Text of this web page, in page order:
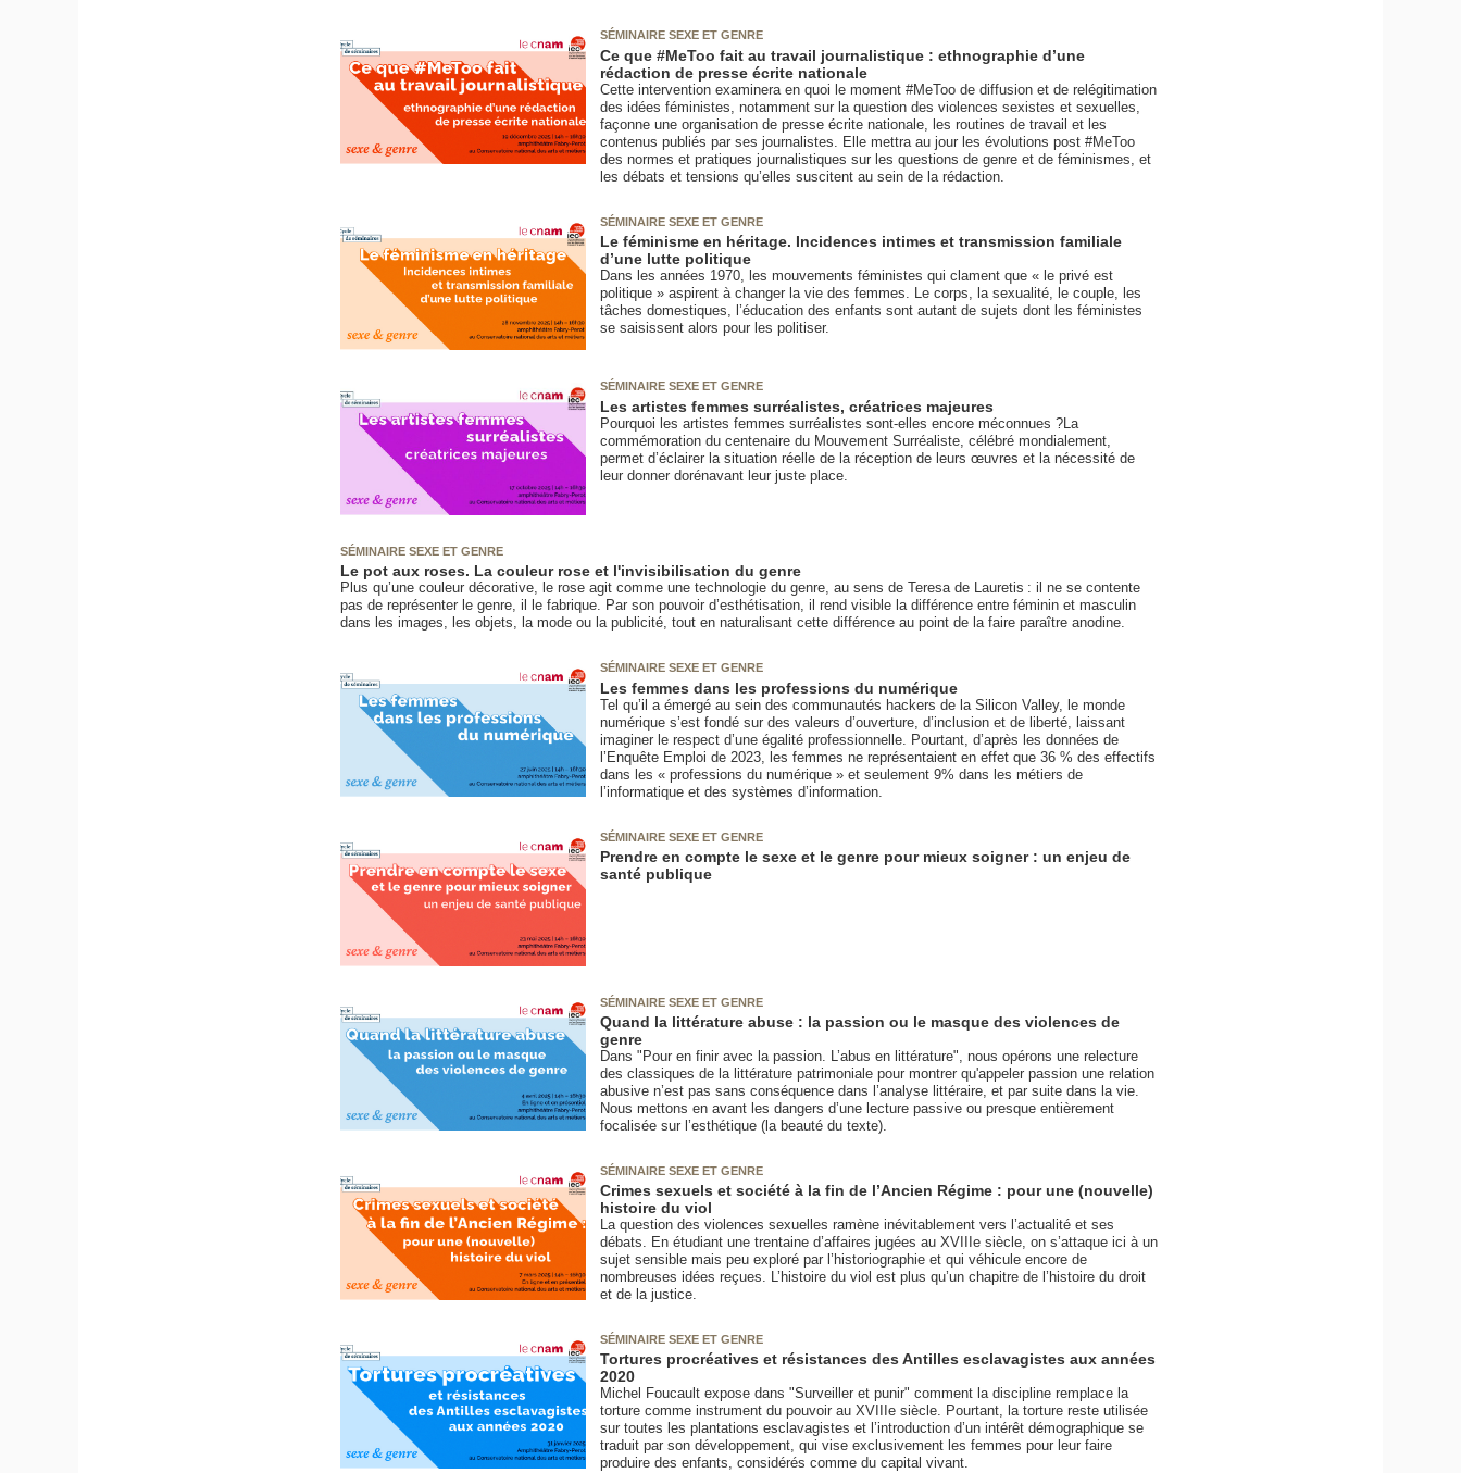
SÉMINAIRE SEXE ET GENRE
Ce que #MeToo fait au travail journalistique : ethnographie d’une
rédaction de presse écrite nationale
Cette intervention examinera en quoi le moment #MeToo de diffusion et de relégitimation
des idées féministes, notamment sur la question des violences sexistes et sexuelles,
façonne une organisation de presse écrite nationale, les routines de travail et les
contenus publiés par ses journalistes. Elle mettra au jour les évolutions post #MeToo
des normes et pratiques journalistiques sur les questions de genre et de féminismes, et
les débats et tensions qu’elles suscitent au sein de la rédaction.
SÉMINAIRE SEXE ET GENRE
Le féminisme en héritage. Incidences intimes et transmission familiale
d’une lutte politique
Dans les années 1970, les mouvements féministes qui clament que « le privé est
politique » aspirent à changer la vie des femmes. Le corps, la sexualité, le couple, les
tâches domestiques, l’éducation des enfants sont autant de sujets dont les féministes
se saisissent alors pour les politiser.
SÉMINAIRE SEXE ET GENRE
Les artistes femmes surréalistes, créatrices majeures
Pourquoi les artistes femmes surréalistes sont-elles encore méconnues ?La
commémoration du centenaire du Mouvement Surréaliste, célébré mondialement,
permet d’éclairer la situation réelle de la réception de leurs œuvres et la nécessité de
leur donner dorénavant leur juste place.
SÉMINAIRE SEXE ET GENRE
Le pot aux roses. La couleur rose et l'invisibilisation du genre
Plus qu’une couleur décorative, le rose agit comme une technologie du genre, au sens de Teresa de Lauretis : il ne se contente
pas de représenter le genre, il le fabrique. Par son pouvoir d’esthétisation, il rend visible la différence entre féminin et masculin
dans les images, les objets, la mode ou la publicité, tout en naturalisant cette différence au point de la faire paraître anodine.
SÉMINAIRE SEXE ET GENRE
Les femmes dans les professions du numérique
Tel qu’il a émergé au sein des communautés hackers de la Silicon Valley, le monde
numérique s’est fondé sur des valeurs d’ouverture, d’inclusion et de liberté, laissant
imaginer le respect d’une égalité professionnelle. Pourtant, d’après les données de
l’Enquête Emploi de 2023, les femmes ne représentaient en effet que 36 % des effectifs
dans les « professions du numérique » et seulement 9% dans les métiers de
l’informatique et des systèmes d’information.
SÉMINAIRE SEXE ET GENRE
Prendre en compte le sexe et le genre pour mieux soigner : un enjeu de
santé publique
SÉMINAIRE SEXE ET GENRE
Quand la littérature abuse : la passion ou le masque des violences de
genre
Dans "Pour en finir avec la passion. L’abus en littérature", nous opérons une relecture
des classiques de la littérature patrimoniale pour montrer qu'appeler passion une relation
abusive n’est pas sans conséquence dans l’analyse littéraire, et par suite dans la vie.
Nous mettons en avant les dangers d’une lecture passive ou presque entièrement
focalisée sur l’esthétique (la beauté du texte).
SÉMINAIRE SEXE ET GENRE
Crimes sexuels et société à la fin de l’Ancien Régime : pour une (nouvelle)
histoire du viol
La question des violences sexuelles ramène inévitablement vers l’actualité et ses
débats. En étudiant une trentaine d’affaires jugées au XVIIIe siècle, on s’attaque ici à un
sujet sensible mais peu exploré par l’historiographie et qui véhicule encore de
nombreuses idées reçues. L’histoire du viol est plus qu’un chapitre de l’histoire du droit
et de la justice.
SÉMINAIRE SEXE ET GENRE
Tortures procréatives et résistances des Antilles esclavagistes aux années
2020
Michel Foucault expose dans "Surveiller et punir" comment la discipline remplace la
torture comme instrument du pouvoir au XVIIIe siècle. Pourtant, la torture reste utilisée
sur toutes les plantations esclavagistes et l’introduction d’un intérêt démographique se
traduit par son développement, qui vise exclusivement les femmes pour leur faire
produire des enfants, considérés comme du capital vivant.